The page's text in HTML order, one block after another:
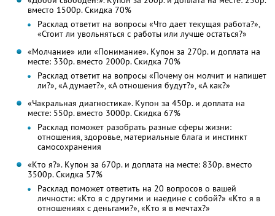
вместо 1500р. Скидка 70%
Расклад ответит на вопросы «Что дает текущая работа?»,
«Стоит ли увольняться с работы или лучше остаться?»
«Молчание» или «Понимание». Купон за 270р. и доплата на
месте: 330р. вместо 2000р. Скидка 70%
Расклад ответит на вопросы «Почему он молчит и напишет
ли?», «А думает?», «А отношения будут?», «А как?»
«Чакральная диагностика». Купон за 450р. и доплата на
месте: 550р. вместо 3000р. Скидка 67%
Расклад поможет разобрать разные сферы жизни:
отношения, здоровье, материальные блага и инстинкт
самосохранения
«Кто я?». Купон за 670р. и доплата на месте: 830р. вместо
3500р. Скидка 57%
Расклад поможет ответить на 20 вопросов о вашей
личности: «Кто я с другими и наедине с собой?» «Кто я в
отношениях с деньгами?», «Кто я в мечтах?»